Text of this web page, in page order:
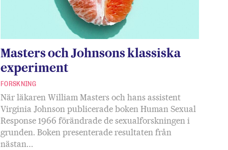
Masters och Johnsons klassiska
experiment
FORSKNING
När läkaren William Masters och hans assistent
Virginia Johnson publicerade boken Human Sexual
Response 1966 förändrade de sexualforskningen i
grunden. Boken presenterade resultaten från
nästan…